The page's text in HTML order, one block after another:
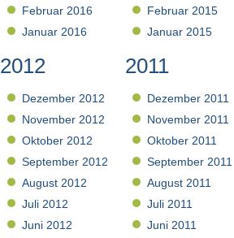
Februar 2016
Januar 2016
Februar 2015
Januar 2015
2012
Dezember 2012
November 2012
Oktober 2012
September 2012
August 2012
Juli 2012
Juni 2012
2011
Dezember 2011
November 2011
Oktober 2011
September 2011
August 2011
Juli 2011
Juni 2011